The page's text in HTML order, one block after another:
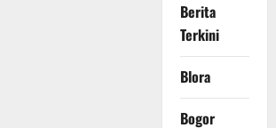
Berita
Terkini
Blora
Bogor